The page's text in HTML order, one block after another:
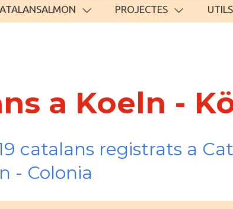
PROJECTES UTILS
a Koeln -
catalans registrats a
- Colonia